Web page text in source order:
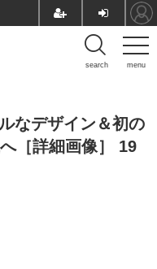
menu
search
なデザイン＆初の
［詳細画像］ 19